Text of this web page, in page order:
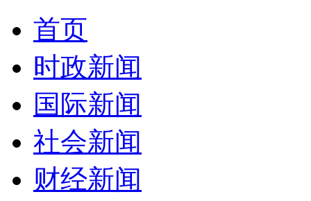
首页
时政新闻
国际新闻
社会新闻
财经新闻